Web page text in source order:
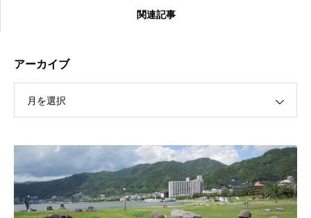
【受付終了】2026大会同日開催！カヤックに乗って諏訪
関連記事
アーカイブ
月を選択